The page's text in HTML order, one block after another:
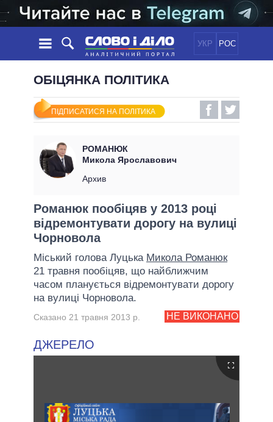
УКР РОС
НОВИНИ
СТРІЧКА
ПОДІЇ
СТАТТІ
ДУМКИ
ОГЛЯДИ
ПОЛІТИКА
ЕКОНОМІКА
СВІТ
ОБIЦЯНКИ
УСІ ПОЛІТИКИ
ПРЕЗИДЕНТ І ОФІС
КАБІНЕТ МІНІСТРІВ
ГОЛОВИ ОБЛАДМІНІСТРАЦІЙ
МЕРИ МІСТ
ВСІ ПЕРСОНИ
ІНФОГРАФІКА
ПІДТРИМАТИ
ПОРІВНЯННЯ ПОЛІТИКІВ
ОБІЦЯНКА ПОЛІТИКА
ПІДПИСАТИСЯ НА ПОЛІТИКА
РОМАНЮК
Микола Ярославович
Архив
Романюк пообіцяв у 2013 році
відремонтувати дорогу на вулиці
Чорновола
Міський голова Луцька Микола Романюк
21 травня пообіцяв, що найближчим
часом планується відремонтувати дорогу
на вулиці Чорновола.
НЕ ВИКОНАНО
Сказано 21 травня 2013 р.
ДЖЕРЕЛО